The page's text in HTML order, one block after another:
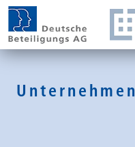
Unternehmen